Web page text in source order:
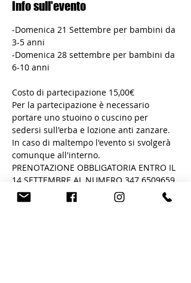
Info sull'evento
-Domenica 21 Settembre per bambini da
3-5 anni
-Domenica 28 settembre per bambini da
6-10 anni
Costo di partecipazione 15,00€
Per la partecipazione è necessario
portare uno stuoino o cuscino per
sedersi sull'erba e lozione anti zanzare.
In caso di maltempo l'evento si svolgerà
comunque all'interno.
PRENOTAZIONE OBBLIGATORIA ENTRO IL
14 SETTEMBRE AL NUMERO 347.6509659